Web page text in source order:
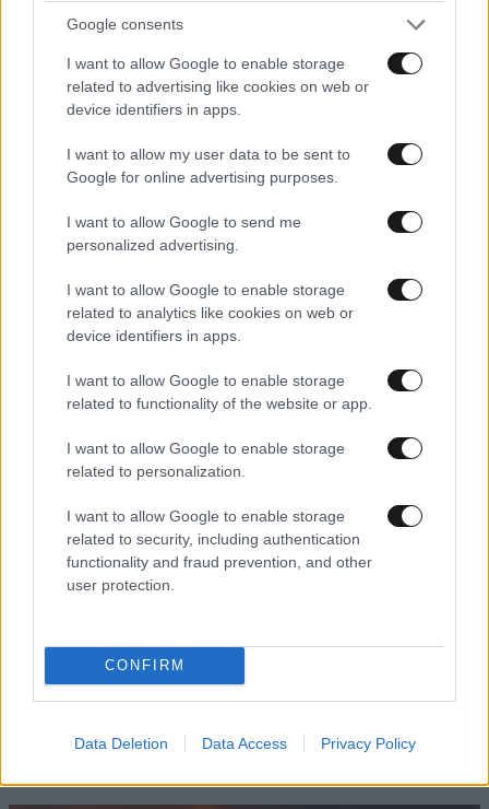
Google consents
I want to allow Google to enable storage
related to advertising like cookies on web or
device identifiers in apps.
I want to allow my user data to be sent to
Google for online advertising purposes.
I want to allow Google to send me
personalized advertising.
I want to allow Google to enable storage
related to analytics like cookies on web or
device identifiers in apps.
I want to allow Google to enable storage
related to functionality of the website or app.
I want to allow Google to enable storage
related to personalization.
I want to allow Google to enable storage
related to security, including authentication
functionality and fraud prevention, and other
user protection.
CONFIRM
Data Deletion Data Access Privacy Policy
LIFESTYLE08·08·2026 19:12
Εριέττα Κούρκουλου – Τα 33α γενέθλια και τα
φιλιά με τον Βύρωνα Βασιλειάδη: «Καμία στιγμή
ευτυχίας δεδομένη»
FITNESS09·08·2026 09:30
με δύναμη και αυτονομία – Ένα απλό αλλά